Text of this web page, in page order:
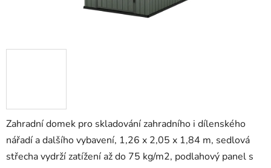
Zahradní domek pro skladování zahradního i dílenského
nářadí a dalšího vybavení, 1,26 x 2,05 x 1,84 m, sedlová
střecha vydrží zatížení až do 75 kg/m2, podlahový panel s